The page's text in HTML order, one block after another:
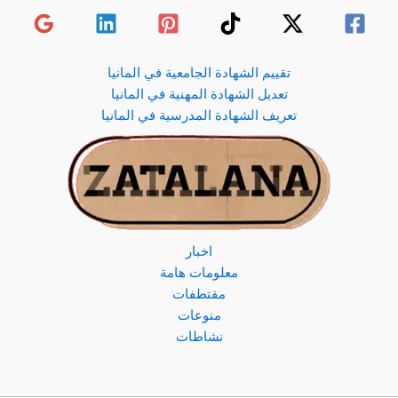
تقييم الشهادة الجامعية في المانيا
تعديل الشهادة المهنية في المانيا
تعريف الشهادة المدرسية في المانيا
اخبار
معلومات هامة
مقتطفات
منوعات
نشاطات